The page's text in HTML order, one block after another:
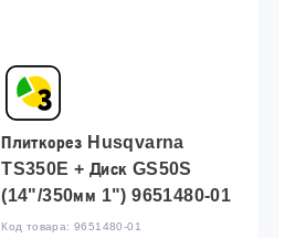
Плиткорез Husqvarna
TS350E + Диск GS50S
(14"/350мм 1") 9651480-01
Код товара: 9651480-01